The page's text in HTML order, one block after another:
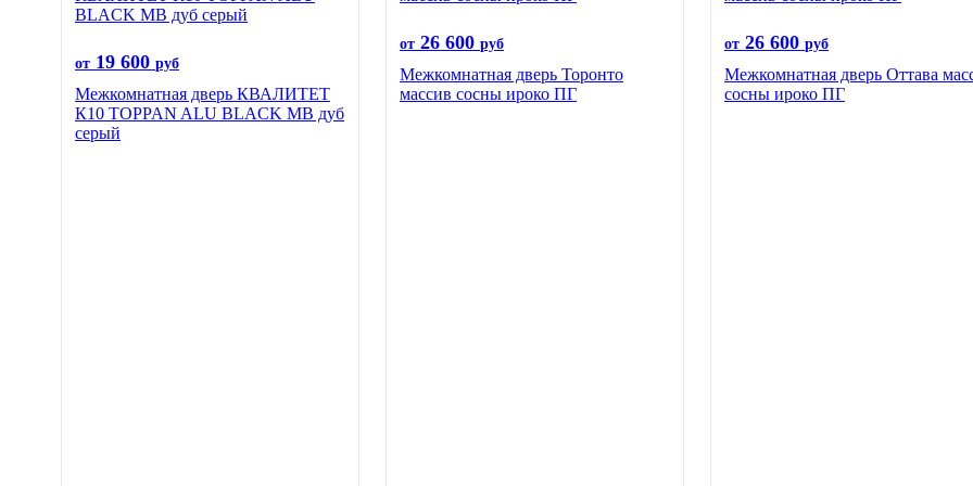
от 19 600 руб
Межкомнатная дверь КВАЛИТЕТ
К10 TOPPAN ALU BLACK MB дуб
серый
от 26 600 руб
Межкомнатная дверь Торонто
массив сосны ироко ПГ
от 26 600 руб
Межкомнатная дверь Оттава
сосны ироко ПГ